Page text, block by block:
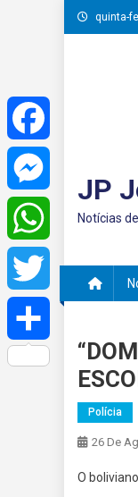
Skip
to
quinta-
JP
Notícias
Polícia
26 De
O
Facebook
Messenger
WhatsApp
Twitter
Share